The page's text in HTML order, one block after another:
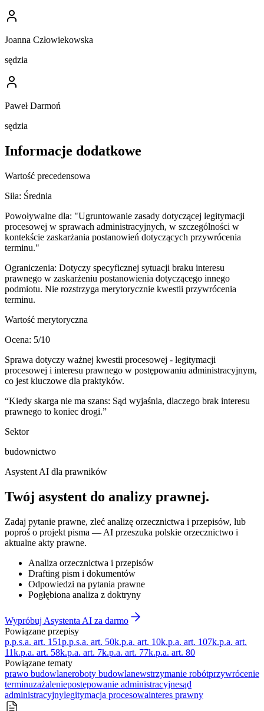
Joanna Człowiekowska
sędzia
Paweł Darmoń
sędzia
Informacje dodatkowe
Wartość precedensowa
Siła: Średnia
Powoływalne dla: "Ugruntowanie zasady dotyczącej legitymacji
procesowej w sprawach administracyjnych, w szczególności w
kontekście zaskarżania postanowień dotyczących przywrócenia
terminu."
Ograniczenia: Dotyczy specyficznej sytuacji braku interesu
prawnego w zaskarżeniu postanowienia dotyczącego innego
podmiotu. Nie rozstrzyga merytorycznie kwestii przywrócenia
terminu.
Wartość merytoryczna
Ocena: 5/10
Sprawa dotyczy ważnej kwestii procesowej - legitymacji
procesowej i interesu prawnego w postępowaniu administracyjnym,
co jest kluczowe dla praktyków.
“Kiedy skarga nie ma szans: Sąd wyjaśnia, dlaczego brak interesu
prawnego to koniec drogi.”
Sektor
budownictwo
Asystent AI dla prawników
Twój asystent do analizy prawnej.
Zadaj pytanie prawne, zleć analizę orzecznictwa i przepisów, lub
poproś o projekt pisma — AI przeszuka polskie orzecznictwo i
aktualne akty prawne.
Analiza orzecznictwa i przepisów
Drafting pism i dokumentów
Odpowiedzi na pytania prawne
Pogłębiona analiza z doktryny
Wypróbuj Asystenta AI za darmo
Powiązane przepisy
p.p.s.a. art. 151p.p.s.a. art. 50k.p.a. art. 10k.p.a. art. 107k.p.a. art.
11k.p.a. art. 58k.p.a. art. 7k.p.a. art. 77k.p.a. art. 80
Powiązane tematy
prawo budowlaneroboty budowlanewstrzymanie robótprzywrócenie
terminuzażaleniepostępowanie administracyjnesąd
administracyjnylegitymacja procesowainteres prawny